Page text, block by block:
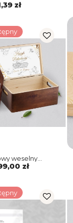
zł
weselny
Złoto Motyw 4
zł